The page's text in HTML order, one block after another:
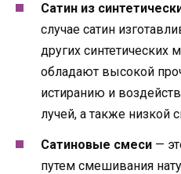
Сатин из
случае сатин
других синтетических
обладают высокой
истиранию и
лучей, а также низкой
Сатиновые смеси —
путем смешивания